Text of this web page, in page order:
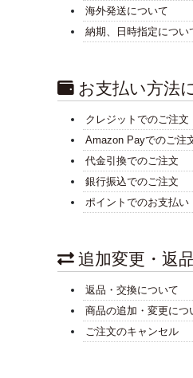
海外発送について
納期、日時指定につい
お支払い方法
クレジットでのご注文
Amazon Payでのご注
代金引換でのご注文
銀行振込でのご注文
ポイントでのお支払い
追加変更・返
返品・交換について
商品の追加・変更につ
ご注文のキャンセル